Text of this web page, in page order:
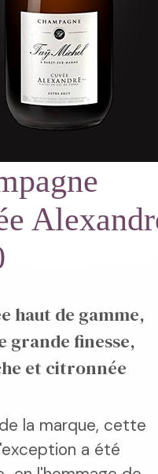
haut de gamme,
grande finesse,
et citronnée
la marque, cette
a été